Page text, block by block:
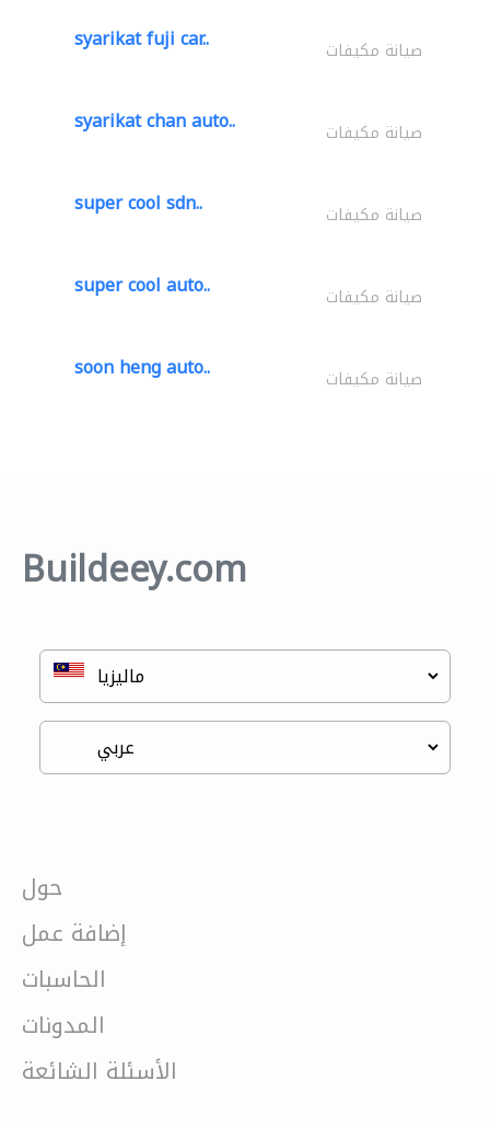
syarikat fuji car.. صيانة مكيفات
syarikat chan auto.. صيانة مكيفات
super cool sdn.. صيانة مكيفات
super cool auto.. صيانة مكيفات
soon heng auto.. صيانة مكيفات
Buildeey.com
حول
إضافة عمل
الحاسبات
المدونات
الأسئلة الشائعة